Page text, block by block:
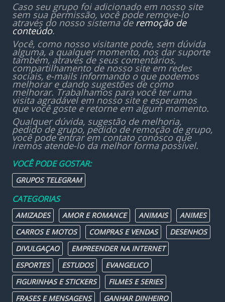
Caso seu grupo foi adicionado em nosso site
sem sua permissão, você pode remove-lo
através do nosso sistema de remoção de
conteúdo.
Você, como nosso visitante pode, sem dúvida
alguma, a qualquer momento, nos dar suporte
também, através de seus comentários,
compartilhamento de nosso site em redes
sociais, e-mails informando o que podemos
melhorar e dando sugestões de como
melhorar. Trabalhamos para você ter uma
visita agradável em nosso site e esperamos
que você goste e retorne em algum momento.
Qualquer dúvida, sugestão de melhoria,
pedido de grupo, pedido de remoção de grupo,
você pode entrar em contato conosco que
iremos atende-lo da melhor forma possível.
VOCÊ PODE GOSTAR:
GRUPOS TELEGRAM
CATEGORIAS
AMIZADES AMOR E ROMANCE ANIMAIS
ANIMES
CARROS E MOTOS
COMPRAS E VENDAS
DESENHOS
DIVULGAÇAO
EMPREENDER NA INTERNET
ESPORTES
ESTUDOS
EVANGELICO
FIGURINHAS E STICKERS
FILMES E SERIES
FRASES E MENSAGENS
GANHAR DINHEIRO